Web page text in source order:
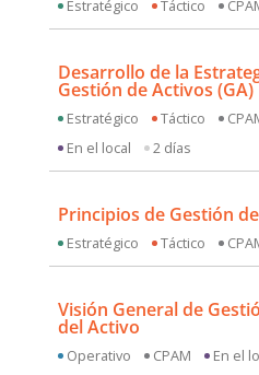
Estratégico Táctico
Desarrollo de la
Gestión de Activos (GA)
Estratégico Táctico
En el local
2 días
Principios de Gestión
Estratégico Táctico
Visión General de
del Activo
Operativo CPAM En el